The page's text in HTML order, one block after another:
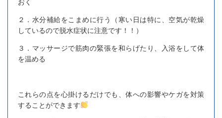
おく
２．水分補給をこまめに行う（寒い日は特に、空気が乾燥
しているので脱水症状に注意です！！）
３．マッサージで筋肉の緊張を和らげたり、入浴をして体
を温める
これらの点を心掛けるだけでも、体への影響やケガを対策
することができます